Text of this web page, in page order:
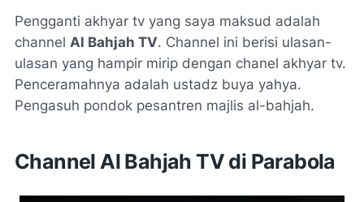
Pengganti akhyar tv yang saya maksud adalah
channel Al Bahjah TV. Channel ini berisi ulasan-
ulasan yang hampir mirip dengan chanel akhyar tv.
Penceramahnya adalah ustadz buya yahya.
Pengasuh pondok pesantren majlis al-bahjah.
Channel Al Bahjah TV di Parabola